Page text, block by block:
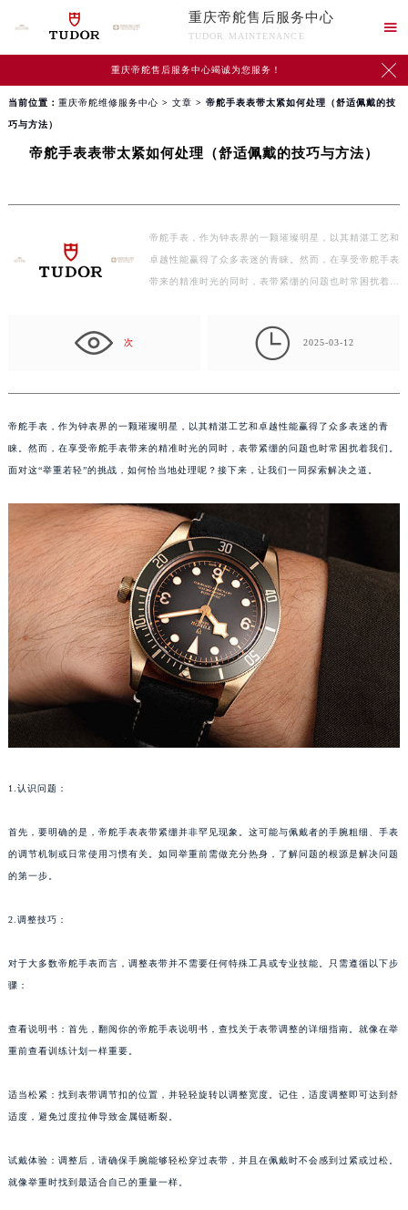
重庆帝舵售后服务中心
TUDOR MAINTENANCE

重庆帝舵售后服务中心竭诚为您服务！ 
当前位置： 重庆帝舵维修服务中心 > 文章 > 帝舵手表表带太紧如何处理（舒适佩戴的技
巧与方法）
帝舵手表表带太紧如何处理（舒适佩戴的技巧与方法）
帝舵手表，作为钟表界的一颗璀璨明星，以其精湛工艺和
卓越性能赢得了众多表迷的青睐。然而，在享受帝舵手表
带来的精准时光的同时，表带紧绷的问题也时常困扰着
次  2025-03-12
帝舵手表，作为钟表界的一颗璀璨明星，以其精湛工艺和卓越性能赢得了众多表迷的青
睐。然而，在享受帝舵手表带来的精准时光的同时，表带紧绷的问题也时常困扰着我们。
面对这“举重若轻”的挑战，如何恰当地处理呢？接下来，让我们一同探索解决之道。
1.认识问题：
首先，要明确的是，帝舵手表表带紧绷并非罕见现象。这可能与佩戴者的手腕粗细、手表
的调节机制或日常使用习惯有关。如同举重前需做充分热身，了解问题的根源是解决问题
的第一步。
2.调整技巧：
对于大多数帝舵手表而言，调整表带并不需要任何特殊工具或专业技能。只需遵循以下步
骤：
查看说明书：首先，翻阅你的帝舵手表说明书，查找关于表带调整的详细指南。就像在举
重前查看训练计划一样重要。
适当松紧：找到表带调节扣的位置，并轻轻旋转以调整宽度。记住，适度调整即可达到舒
适度，避免过度拉伸导致金属链断裂。
试戴体验：调整后，请确保手腕能够轻松穿过表带，并且在佩戴时不会感到过紧或过松。
就像举重时找到最适合自己的重量一样。